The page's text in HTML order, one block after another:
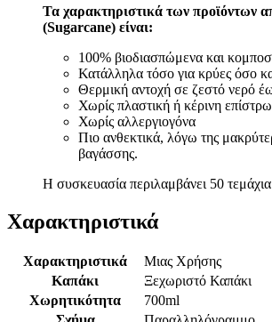
Τα χαρακτηριστικά των προϊόντων
(Sugarcane) είναι:
100% βιοδιασπώμενα και
Κατάλληλα τόσο για κρύες όσο
Θερμική αντοχή σε ζεστό νερό
Χωρίς πλαστική ή κέρινη
Χωρίς αλλεργιογόνα
Πιο ανθεκτικά, λόγω της
βαγάσσης.
Η συσκευασία περιλαμβάνει 50
Χαρακτηριστικά
Χαρακτηριστικά
Μιας Χρήσης
Καπάκι
Ξεχωριστό Καπάκι
Χωρητικότητα
700ml